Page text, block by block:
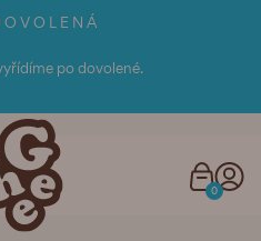
O V O L E N Á
po dovolené.
0